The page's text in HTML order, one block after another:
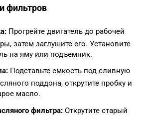
фильтров
Прогрейте двигатель до рабочей
затем заглушите его. Установите
на яму или подъемник.
Подставьте емкость под сливную
поддона, открутите пробку и
масло.
фильтра: Открутите старый